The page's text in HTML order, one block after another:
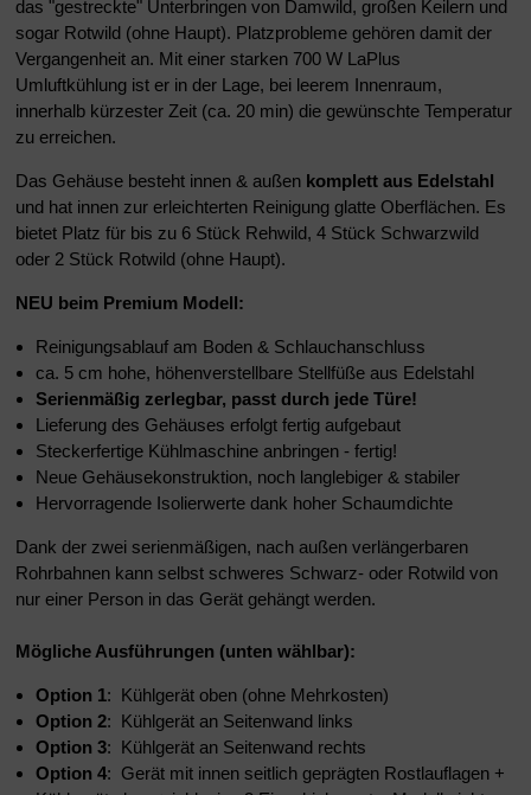
das "gestreckte" Unterbringen von Damwild, großen Keilern und
sogar Rotwild (ohne Haupt). Platzprobleme gehören damit der
Vergangenheit an. Mit einer starken 700 W LaPlus
Umluftkühlung ist er in der Lage, bei leerem Innenraum,
innerhalb kürzester Zeit (ca. 20 min) die gewünschte Temperatur
zu erreichen.
Das Gehäuse besteht innen & außen komplett aus Edelstahl
und hat innen zur erleichterten Reinigung glatte Oberflächen. Es
bietet Platz für bis zu 6 Stück Rehwild, 4 Stück Schwarzwild
oder 2 Stück Rotwild (ohne Haupt).
NEU beim Premium Modell:
Reinigungsablauf am Boden & Schlauchanschluss
ca. 5 cm hohe, höhenverstellbare Stellfüße aus Edelstahl
Serienmäßig zerlegbar, passt durch jede Türe!
Lieferung des Gehäuses erfolgt fertig aufgebaut
Steckerfertige Kühlmaschine anbringen - fertig!
Neue Gehäusekonstruktion, noch langlebiger & stabiler
Hervorragende Isolierwerte dank hoher Schaumdichte
Dank der zwei serienmäßigen, nach außen verlängerbaren
Rohrbahnen kann selbst schweres Schwarz- oder Rotwild von
nur einer Person in das Gerät gehängt werden.
Mögliche Ausführungen (unten wählbar):
Option 1: Kühlgerät oben (ohne Mehrkosten)
Option 2: Kühlgerät an Seitenwand links
Option 3: Kühlgerät an Seitenwand rechts
Option 4: Gerät mit innen seitlich geprägten Rostlauflagen +